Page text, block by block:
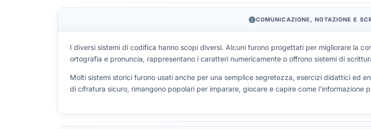
COMUNICAZIONE, NOTAZIONE E
I diversi sistemi di codifica hanno scopi diversi. Alcuni furono progettati per migliorare la
ortografia e pronuncia, rappresentano i caratteri numericamente o offrono sistemi di
Molti sistemi storici furono usati anche per una semplice segretezza, esercizi didattici ed
di cifratura sicuro, rimangono popolari per imparare, giocare e capire come l’informazione